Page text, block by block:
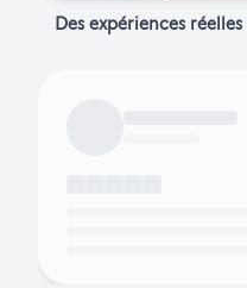
Des expériences